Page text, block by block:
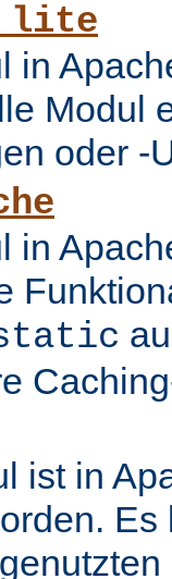
in
Modul
oder -
in
ist in
Es